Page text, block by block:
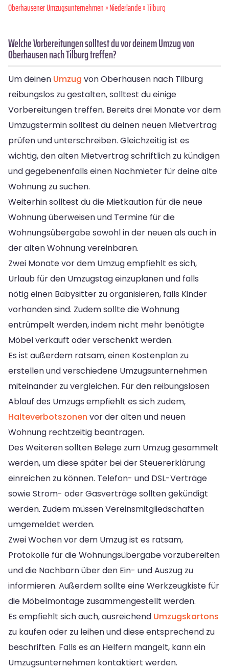
Oberhausener Umzugsunternehmen»Niederlande» Tilburg
Welche Vorbereitungen solltest du vor deinem Umzug von
Oberhausen nach Tilburg treffen?
Um deinen Umzug von Oberhausen nach Tilburg
reibungslos zu gestalten, solltest du einige
Vorbereitungen treffen. Bereits drei Monate vor dem
Umzugstermin solltest du deinen neuen Mietvertrag
prüfen und unterschreiben. Gleichzeitig ist es
wichtig, den alten Mietvertrag schriftlich zu kündigen
und gegebenenfalls einen Nachmieter für deine alte
Wohnung zu suchen.
Weiterhin solltest du die Mietkaution für die neue
Wohnung überweisen und Termine für die
Wohnungsübergabe sowohl in der neuen als auch in
der alten Wohnung vereinbaren.
Zwei Monate vor dem Umzug empfiehlt es sich,
Urlaub für den Umzugstag einzuplanen und falls
nötig einen Babysitter zu organisieren, falls Kinder
vorhanden sind. Zudem sollte die Wohnung
entrümpelt werden, indem nicht mehr benötigte
Möbel verkauft oder verschenkt werden.
Es ist außerdem ratsam, einen Kostenplan zu
erstellen und verschiedene Umzugsunternehmen
miteinander zu vergleichen. Für den reibungslosen
Ablauf des Umzugs empfiehlt es sich zudem,
Halteverbotszonen vor der alten und neuen
Wohnung rechtzeitig beantragen.
Des Weiteren sollten Belege zum Umzug gesammelt
werden, um diese später bei der Steuererklärung
einreichen zu können. Telefon- und DSL-Verträge
sowie Strom- oder Gasverträge sollten gekündigt
werden. Zudem müssen Vereinsmitgliedschaften
umgemeldet werden.
Zwei Wochen vor dem Umzug ist es ratsam,
Protokolle für die Wohnungsübergabe vorzubereiten
und die Nachbarn über den Ein- und Auszug zu
informieren. Außerdem sollte eine Werkzeugkiste für
die Möbelmontage zusammengestellt werden.
Es empfiehlt sich auch, ausreichend Umzugskartons
zu kaufen oder zu leihen und diese entsprechend zu
beschriften. Falls es an Helfern mangelt, kann ein
Umzugsunternehmen kontaktiert werden.